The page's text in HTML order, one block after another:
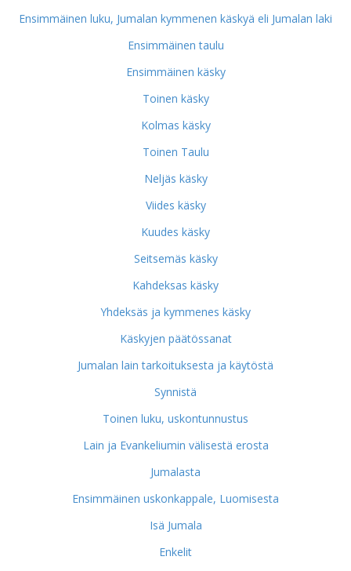
Ensimmäinen luku, Jumalan kymmenen käskyä eli Jumalan laki
Ensimmäinen taulu
Ensimmäinen käsky
Toinen käsky
Kolmas käsky
Toinen Taulu
Neljäs käsky
Viides käsky
Kuudes käsky
Seitsemäs käsky
Kahdeksas käsky
Yhdeksäs ja kymmenes käsky
Käskyjen päätössanat
Jumalan lain tarkoituksesta ja käytöstä
Synnistä
Toinen luku, uskontunnustus
Lain ja Evankeliumin välisestä erosta
Jumalasta
Ensimmäinen uskonkappale, Luomisesta
Isä Jumala
Enkelit